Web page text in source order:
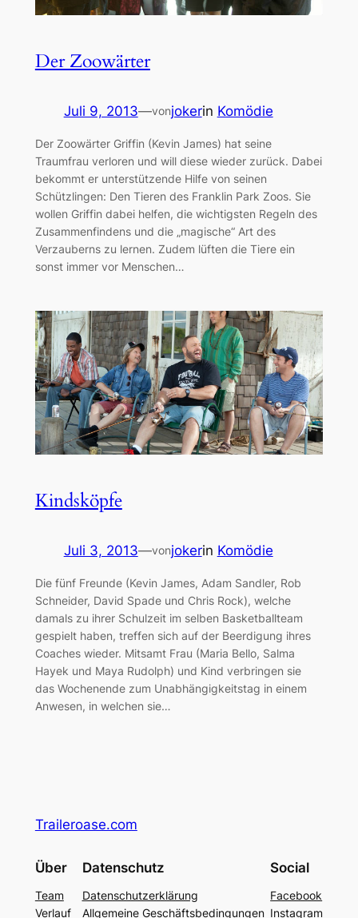
Der Zoowärter
Juli 9, 2013—vonjokerin Komödie
Der Zoowärter Griffin (Kevin James) hat seine
Traumfrau verloren und will diese wieder zurück. Dabei
bekommt er unterstützende Hilfe von seinen
Schützlingen: Den Tieren des Franklin Park Zoos. Sie
wollen Griffin dabei helfen, die wichtigsten Regeln des
Zusammenfindens und die „magische“ Art des
Verzauberns zu lernen. Zudem lüften die Tiere ein
sonst immer vor Menschen…
Kindsköpfe
Juli 3, 2013—vonjokerin Komödie
Die fünf Freunde (Kevin James, Adam Sandler, Rob
Schneider, David Spade und Chris Rock), welche
damals zu ihrer Schulzeit im selben Basketballteam
gespielt haben, treffen sich auf der Beerdigung ihres
Coaches wieder. Mitsamt Frau (Maria Bello, Salma
Hayek und Maya Rudolph) und Kind verbringen sie
das Wochenende zum Unabhängigkeitstag in einem
Anwesen, in welchen sie…
Traileroase.com
Über
Team
Verlauf
Datenschutz
Datenschutzerklärung
Allgemeine Geschäftsbedingungen
Social
Facebook
Instagram